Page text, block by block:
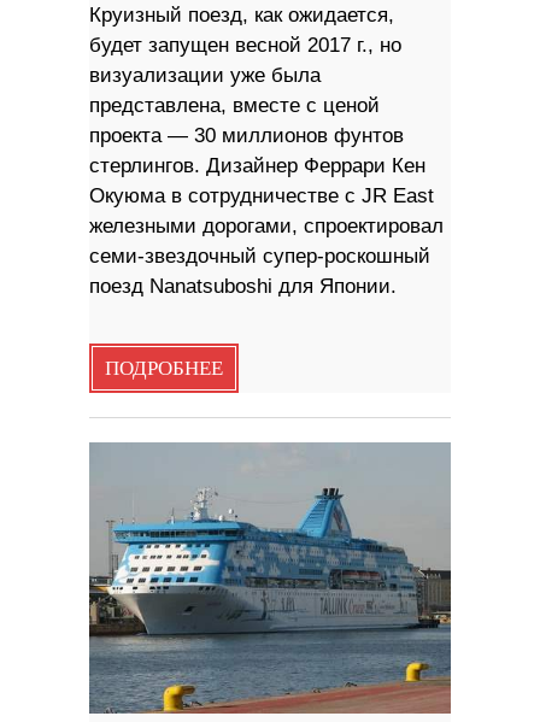
Круизный поезд, как ожидается,
будет запущен весной 2017 г., но
визуализации уже была
представлена, вместе с ценой
проекта — 30 миллионов фунтов
стерлингов. Дизайнер Феррари Кен
Окуюма в сотрудничестве с JR East
железными дорогами, спроектировал
семи-звездочный супер-роскошный
поезд Nanatsuboshi для Японии.
ПОДРОБНЕЕ